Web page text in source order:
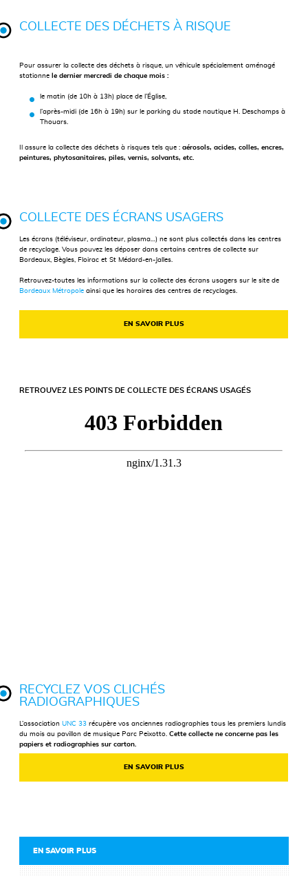
COLLECTE DES DÉCHETS À RISQUE
Pour assurer la collecte des déchets à risque, un véhicule spécialement aménagé
stationne le dernier mercredi de chaque mois :
le matin (de 10h à 13h) place de l’Église,
l’après-midi (de 16h à 19h) sur le parking du stade nautique H. Deschamps à
Thouars.
Il assure la collecte des déchets à risques tels que :aérosols, acides, colles, encres,
peintures, phytosanitaires, piles, vernis, solvants, etc.
COLLECTE DES ÉCRANS USAGERS
Les écrans (téléviseur, ordinateur, plasma…) ne sont plus collectés dans les centres
de recyclage. Vous pouvez les déposer dans certains centres de collecte sur
Bordeaux, Bègles, Floirac et St Médard-en-Jalles.
Retrouvez-toutes les informations sur la collecte des écrans usagers sur le site de
Bordeaux Métropole ainsi que les horaires des centres de recyclages.
EN SAVOIR PLUS
RETROUVEZ LES POINTS DE COLLECTE DES ÉCRANS USAGÉS
RECYCLEZ VOS CLICHÉS
RADIOGRAPHIQUES
L’associationUNC 33 récupère vos anciennes radiographies tous les premiers lundis
du mois aupavillon de musique Parc Peixotto. Cette collecte ne concerne pas les
papiers et radiographies sur carton.
EN SAVOIR PLUS
EN SAVOIR PLUS